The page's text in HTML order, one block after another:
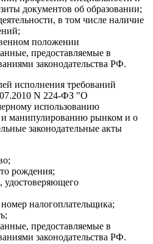
документов об образовании;
в том числе наличие
положении
предоставляемые в
законодательства РФ.
исполнения требований
N 224-ФЗ "О
использованию
манипулированию рынком и о
законодательные акты
рождения;
удостоверяющего
налогоплательщика;
предоставляемые в
законодательства РФ.